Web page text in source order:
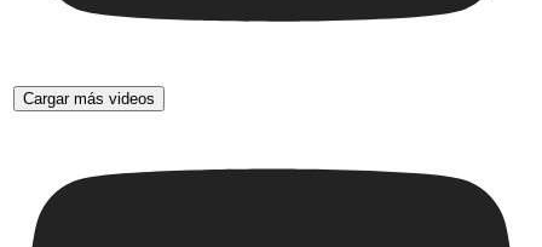
Cargar más videos